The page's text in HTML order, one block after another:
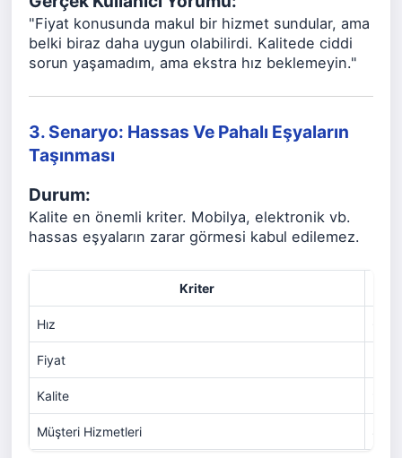
"Fiyat konusunda makul bir hizmet sundular, ama
belki biraz daha uygun olabilirdi. Kalitede ciddi
sorun yaşamadım, ama ekstra hız beklemeyin."
3. Senaryo: Hassas Ve Pahalı Eşyaların
Taşınması
Durum:
Kalite en önemli kriter. Mobilya, elektronik vb.
hassas eşyaların zarar görmesi kabul edilemez.
Kriter
Hız
Fiyat
Kalite
Müşteri Hizmetleri